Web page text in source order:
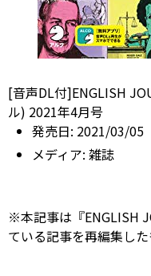
[音声DL付]ENGLISH
ル) 2021年4月号
発売日: 2021/03/05
メディア: 雑誌
※本記事は『ENGLISH
ている記事を再編集した